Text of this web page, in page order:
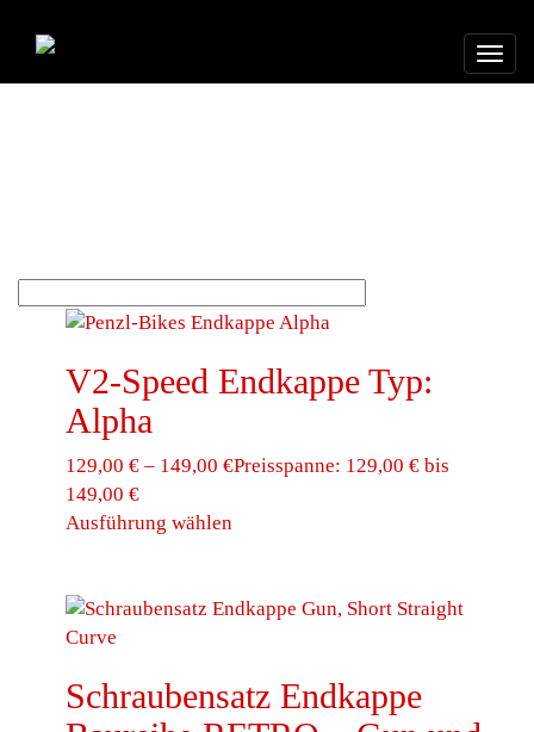
ENDKAPPE
V2-Speed Endkappe Typ:
Alpha
129,00 € – 149,00 €Preisspanne: 129,00 € bis
149,00 €
Ausführung wählen
Schraubensatz Endkappe